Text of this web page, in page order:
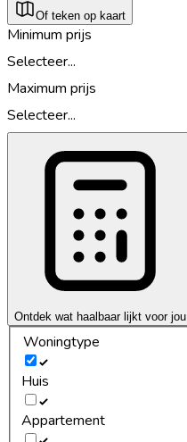
Of teken op kaart
Minimum prijs
Selecteer...
Maximum prijs
Selecteer...
Ontdek wat haalbaar lijkt voor jou
Woningtype
Huis
Appartement